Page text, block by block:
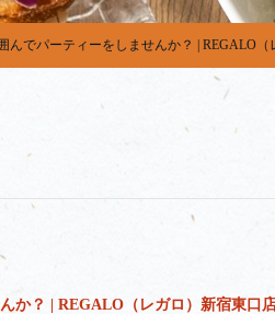
んでパーティーをしませんか？ | REGALO
か？ | REGALO（レガロ）新宿東口